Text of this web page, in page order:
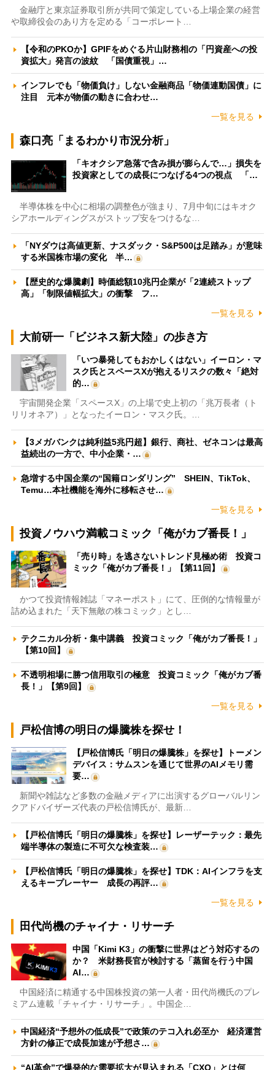
金融庁と東京証券取引所が共同で策定している上場企業の経営
や取締役会のあり方を定める「コーポレート…
【令和のPKOか】GPIFをめぐる片山財務相の「円資産への投
資拡大」発言の波紋 「国債重視」…
インフレでも「物価負け」しない金融商品「物価連動国債」に
注目 元本が物価の動きに合わせ…
一覧を見る
森口亮「まるわかり市況分析」
「キオクシア急落で含み損が膨らんで…」損失を
投資家としての成長につなげる4つの視点 「…
半導体株を中心に相場の調整色が強まり、7月中旬にはキオク
シアホールディングスがストップ安をつけるな…
「NYダウは高値更新、ナスダック・S&P500は足踏み」が意味
する米国株市場の変化 半…
【歴史的な爆騰劇】時価総額10兆円企業が「2連続ストップ
高」「制限値幅拡大」の衝撃 フ…
一覧を見る
大前研一「ビジネス新大陸」の歩き方
「いつ暴発してもおかしくはない」イーロン・マ
スク氏とスペースXが抱えるリスクの数々「絶対
的…
宇宙開発企業「スペースX」の上場で史上初の「兆万長者（ト
リリオネア）」となったイーロン・マスク氏。…
【3メガバンクは純利益5兆円超】銀行、商社、ゼネコンは最高
益続出の一方で、中小企業・…
急増する中国企業の“国籍ロンダリング” SHEIN、TikTok、
Temu…本社機能を海外に移転させ…
一覧を見る
投資ノウハウ満載コミック「俺がカブ番長！」
「売り時」を逃さないトレンド見極め術 投資コ
ミック「俺がカブ番長！」【第11回】
かつて投資情報雑誌「マネーポスト」にて、圧倒的な情報量が
詰め込まれた「天下無敵の株コミック」とし…
テクニカル分析・集中講義 投資コミック「俺がカブ番長！」
【第10回】
不透明相場に勝つ信用取引の極意 投資コミック「俺がカブ番
長！」【第9回】
一覧を見る
戸松信博の明日の爆騰株を探せ！
【戸松信博氏「明日の爆騰株」を探せ】トーメン
デバイス：サムスンを通じて世界のAIメモリ需
要…
新聞や雑誌など多数の金融メディアに出演するグローバルリン
クアドバイザーズ代表の戸松信博氏が、最新…
【戸松信博氏「明日の爆騰株」を探せ】レーザーテック：最先
端半導体の製造に不可欠な検査装…
【戸松信博氏「明日の爆騰株」を探せ】TDK：AIインフラを支
えるキープレーヤー 成長の再評…
一覧を見る
田代尚機のチャイナ・リサーチ
中国「Kimi K3」の衝撃に世界はどう対応するの
か？ 米財務長官が検討する「蒸留を行う中国
AI…
中国経済に精通する中国株投資の第一人者・田代尚機氏のプレ
ミアム連載「チャイナ・リサーチ」。中国企…
中国経済“予想外の低成長”で政策のテコ入れ必至か 経済運営
方針の修正で成長加速が予想さ…
“AI革命”で爆発的な需要拡大が見込まれる「CXO」とは何